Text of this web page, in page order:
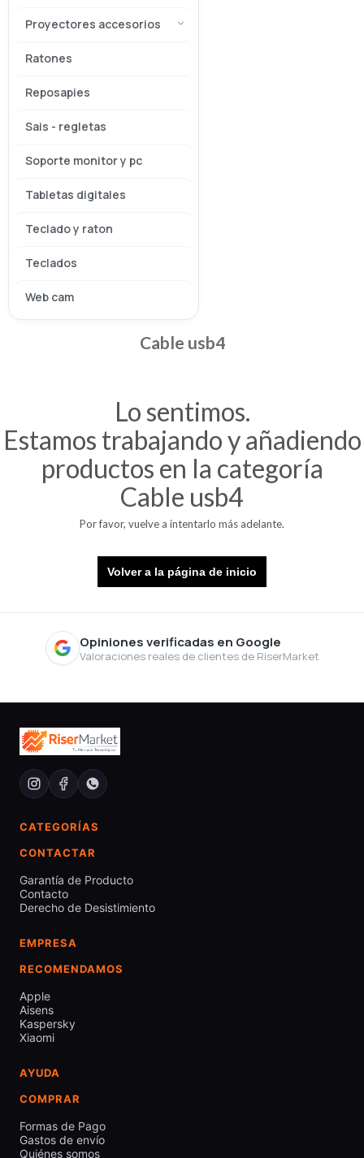
Proyectores accesorios
Ratones
Reposapies
Sais - regletas
Soporte monitor y pc
Tabletas digitales
Teclado y raton
Teclados
Web cam
Cable usb4
Lo sentimos.
Estamos trabajando y añadiendo
productos en la categoría
Cable usb4
Por favor, vuelve a intentarlo más adelante.
Volver a la página de inicio
Opiniones verificadas en Google
Valoraciones reales de clientes de RiserMarket
CATEGORÍAS
CONTACTAR
Garantía de Producto
Contacto
Derecho de Desistimiento
EMPRESA
RECOMENDAMOS
Apple
Aisens
Kaspersky
Xiaomi
AYUDA
COMPRAR
Formas de Pago
Gastos de envío
Quiénes somos